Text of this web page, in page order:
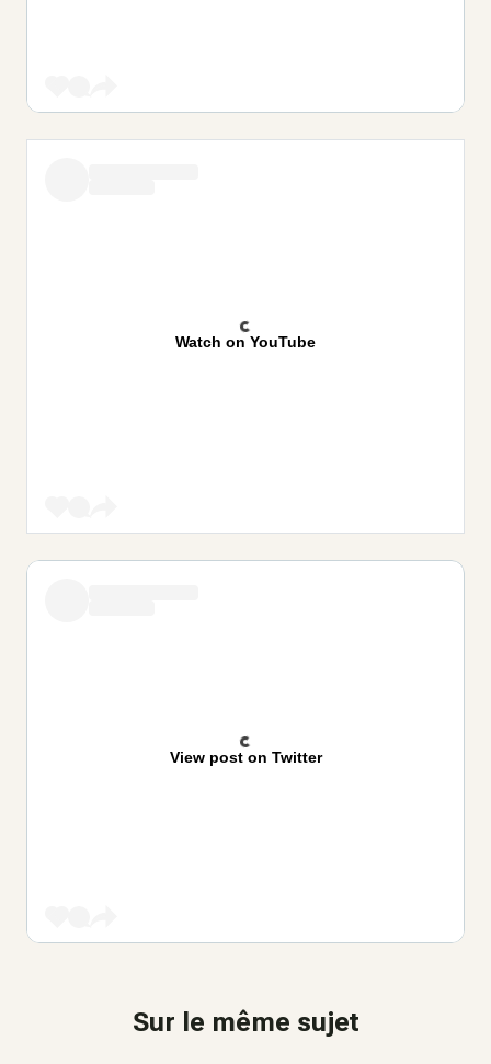
Watch on YouTube
View post on Twitter
Sur le même sujet